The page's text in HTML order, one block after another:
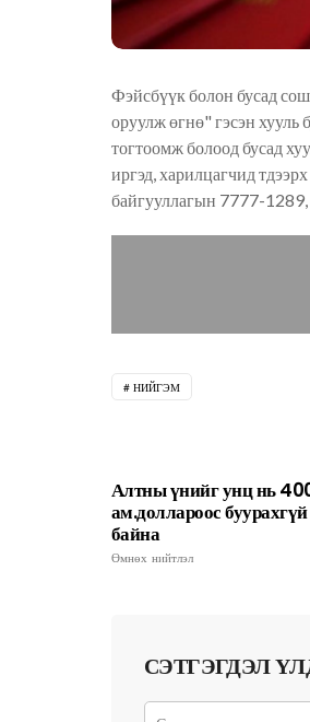
Фэйсбүүк болон бусад
оруулж өгнө" гэсэн хууль
тогтоомж болоод бусад
иргэд, харилцагчид
байгууллагын 7777-1289,
НИЙГЭМ
Алтны үнийг унц нь
ам.доллароос буурахгүй
байна
Өмнөх нийтлэл
СЭТГЭГДЭЛ